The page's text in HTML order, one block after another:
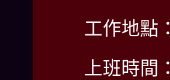
工作地點
上班時間